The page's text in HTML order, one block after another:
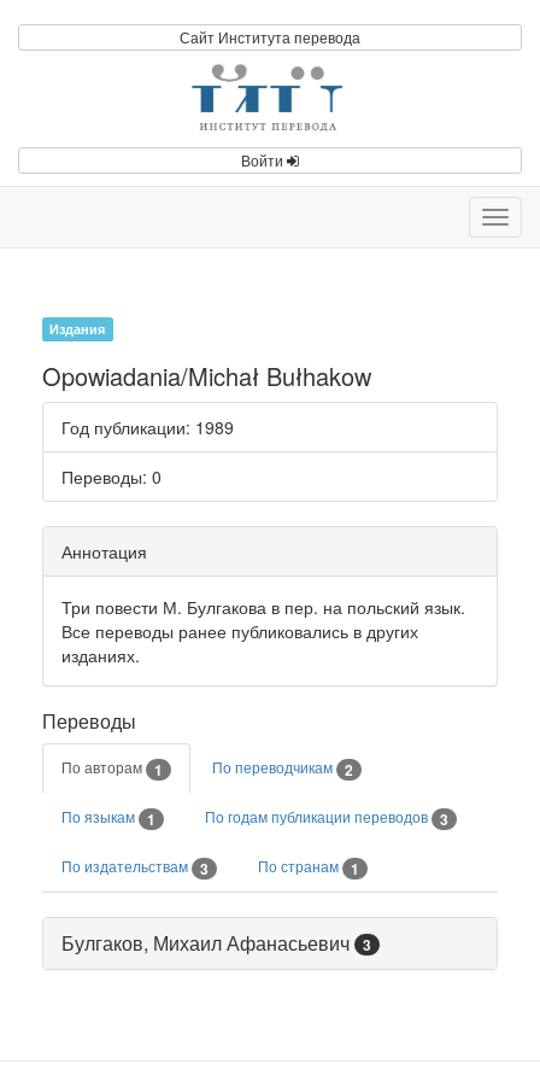
Сайт Института перевода
Войти
Издания
Opowiadania/Michał Bułhakow
Год публикации: 1989
Переводы: 0
Аннотация
Три повести М. Булгакова в пер. на польский язык.
Все переводы ранее публиковались в других
изданиях.
Переводы
По авторам 1 По переводчикам 2
По языкам 1 По годам публикации переводов 3
По издательствам 3 По странам 1
Булгаков, Михаил Афанасьевич 3